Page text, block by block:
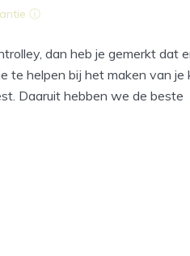
ⓘ
dan heb je gemerkt dat
te helpen bij het maken van je
Daaruit hebben we de beste